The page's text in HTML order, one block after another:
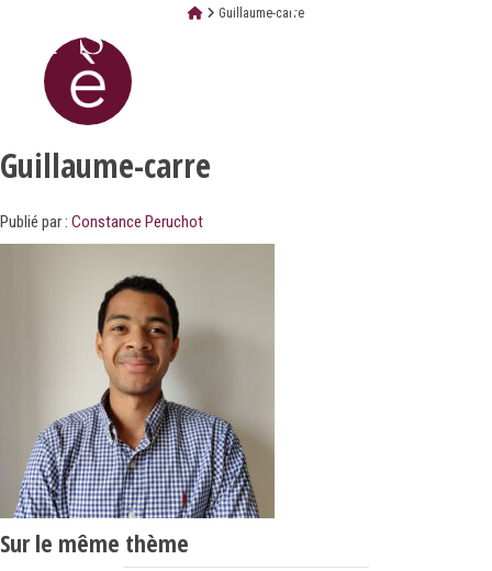
Guillaume-carre
Guillaume-carre
Publié par : Constance Peruchot
Sur le même thème